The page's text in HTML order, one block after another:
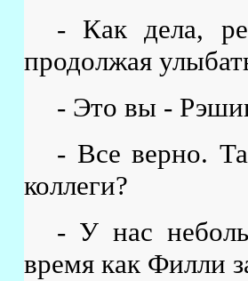
- Как дела,
продолжая
- Это вы -
- Все верно.
коллеги?
- У нас
время как Филли